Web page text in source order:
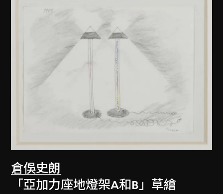
倉俁史朗
「亞加力座地燈架A和B」草繪